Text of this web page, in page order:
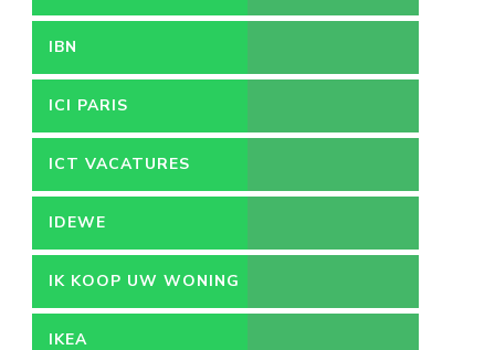
IBN
ICI PARIS
ICT VACATURES
IDEWE
IK KOOP UW WONING
IKEA